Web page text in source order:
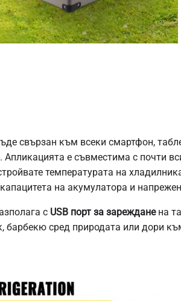
свързан към всеки смартфон,
е съвместима с почти
температурата на
на акумулатора и
с USB порт за зарежданена
барбекю сред природата или дори